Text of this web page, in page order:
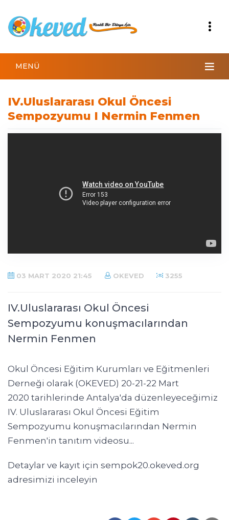
MENÜ
IV.Uluslararası Okul Öncesi
Sempozyumu I Nermin Fenmen
03 MART 2020 21:45 OKEVED 3255
IV.Uluslararası Okul Öncesi
Sempozyumu konuşmacılarından
Nermin Fenmen
Okul Öncesi Eğitim Kurumları ve Eğitmenleri
Derneği olarak (OKEVED) 20-21-22 Mart
2020 tarihlerinde Antalya'da düzenleyeceğimiz
IV. Uluslararası Okul Öncesi Eğitim
Sempozyumu konuşmacılarından Nermin
Fenmen'in tanıtım videosu...
Detaylar ve kayıt için sempok20.okeved.org
adresimizi inceleyin